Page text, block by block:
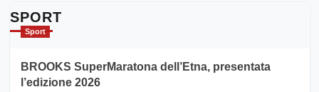
con
la
SPORT
Sport
BROOKS SuperMaratona dell’Etna, presentata
l’edizione 2026